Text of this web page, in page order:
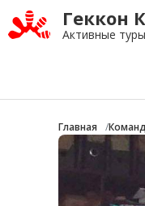
Геккон
Активные
Главная